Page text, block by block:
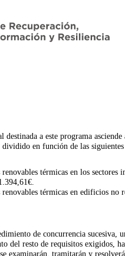
a este programa
en función de las
térmicas en los
térmicas en edificios no
de concurrencia sucesiva,
del resto de requisitos exigidos,
examinarán, tramitarán y